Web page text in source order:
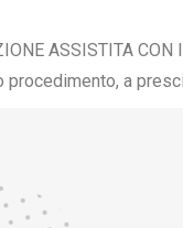
ASSISTITA
procedimento, a